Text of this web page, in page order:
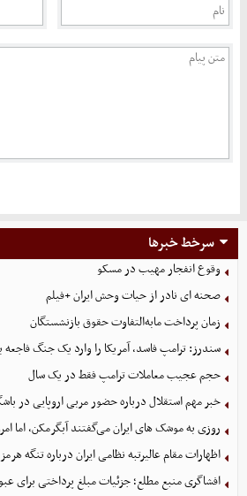
سرخط خبرها
وقوع انفجار مهیب در مسکو
صحنه ای نادر از حیات وحش ایران +فیلم
زمان پرداخت مابه‌التفاوت حقوق بازنشستگان
سندرز: ترامپ فاسد، آمریکا را وارد یک جنگ
حجم عجیب معاملات ترامپ فقط در یک سال
خبر مهم استقلال درباره حضور مربی اروپایی در
روزی به موشک‌ های ایران می‌گفتند آبگرمکن، اما
اظهارات مقام عالیرتبه نظامی ایران درباره تنگه هرمز
افشاگری منبع مطلع؛ جزئیات مبلغ پرداختی برای